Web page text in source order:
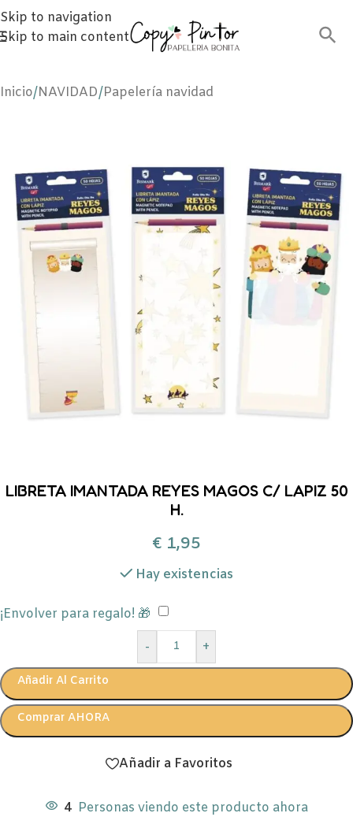
Skip to navigation
Skip to main content
Inicio/NAVIDAD/Papelería navidad
LIBRETA IMANTADA REYES MAGOS C/ LAPIZ 50
H.
€ 1,95
Hay existencias
¡Envolver para regalo! 🎁
-
+
Añadir Al Carrito
Comprar AHORA
Añadir a Favoritos
4 Personas viendo este producto ahora